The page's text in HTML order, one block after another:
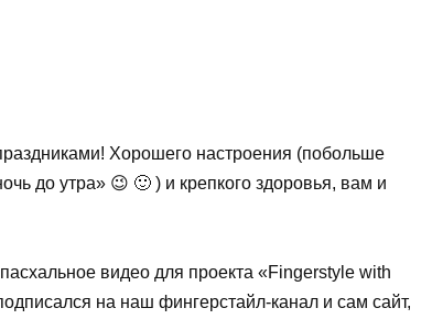
Хорошего настроения (побольше
до утра» 😉 🙂 ) и крепкого здоровья, вам и
видео для проекта «Fingerstyle with
на наш фингерстайл-канал и сам сайт,